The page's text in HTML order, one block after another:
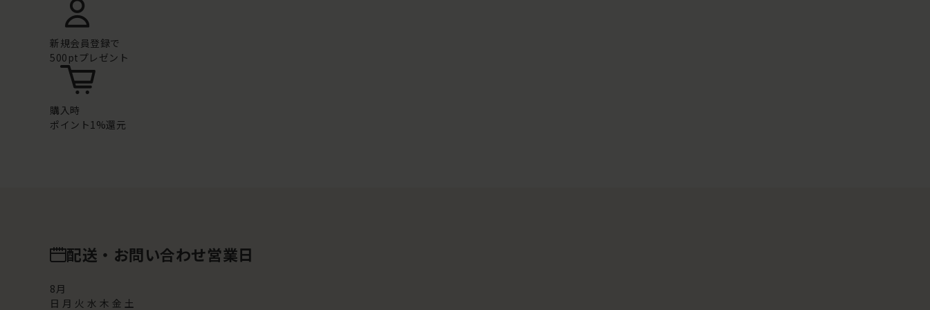
新規会員登録で
500ptプレゼント
購入時
ポイント1%還元
配送・お問い合わせ営業日
8月
日 月 火 水 木 金 土